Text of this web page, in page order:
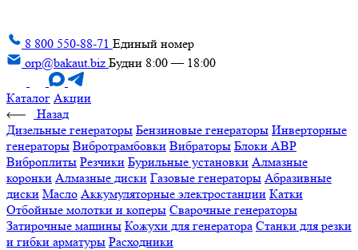
8 800 550-88-71 Единый номер
orp@bakaut.biz Будни 8:00 — 18:00
Каталог Акции
Назад
Дизельные генераторы Бензиновые генераторы Инверторные
генераторы Вибротрамбовки Вибраторы Блоки АВР
Виброплиты Резчики Бурильные установки Алмазные
коронки Алмазные диски Газовые генераторы Абразивные
диски Масло Аккумуляторные электростанции Катки
Отбойные молотки и коперы Сварочные генераторы
Затирочные машины Кожухи для генератора Станки для резки
и гибки арматуры Расходники